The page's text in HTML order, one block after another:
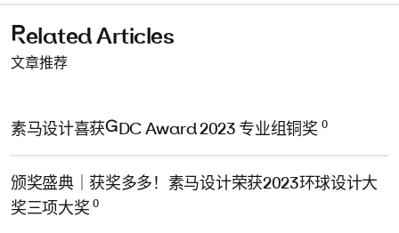
Related Articles
文章推荐
素马设计喜获GDC Award 2023 专业组铜奖 0
颁奖盛典｜获奖多多！素马设计荣获2023环球设计大
奖三项大奖 0